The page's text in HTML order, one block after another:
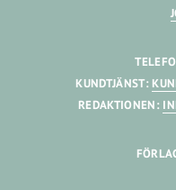
KUNDTJÄNST:
REDAKTIONEN: